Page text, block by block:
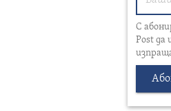
С
Post да